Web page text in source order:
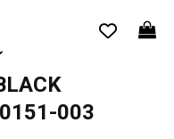
003